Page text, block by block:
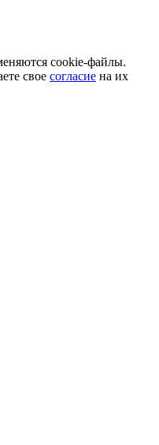
cookie-файлы.
свое согласие на их